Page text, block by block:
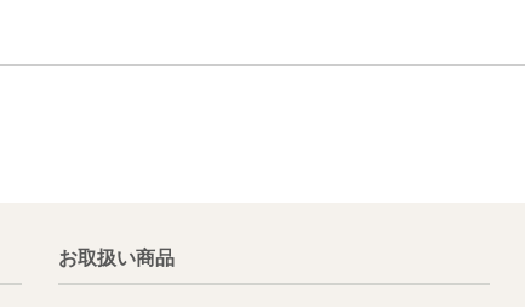
お取扱い商品